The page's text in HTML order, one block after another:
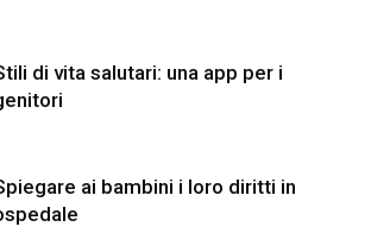
di vita salutari: una app per i
ai bambini i loro diritti in